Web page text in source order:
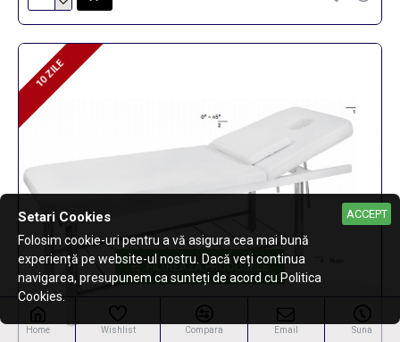
10 ZILE
10 ZILE
Home Wishlist Compara Email Suna
ACCEPT
Setari Cookies
Folosim cookie-uri pentru a vă asigura cea mai bună
experiență pe website-ul nostru. Dacă veți continua
navigarea, presupunem ca sunteți de acord cu Politica
Cookies.
FILTREAZA PRODUSELE